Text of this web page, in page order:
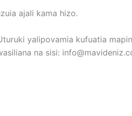
ajali kama hizo.
yalipovamia kufuatia
na sisi: